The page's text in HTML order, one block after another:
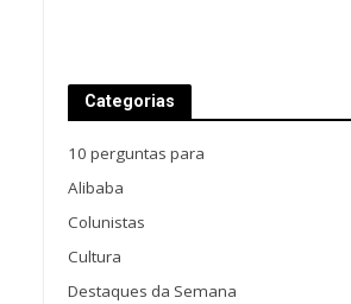
Categorias
10 perguntas para
Alibaba
Colunistas
Cultura
Destaques da Semana